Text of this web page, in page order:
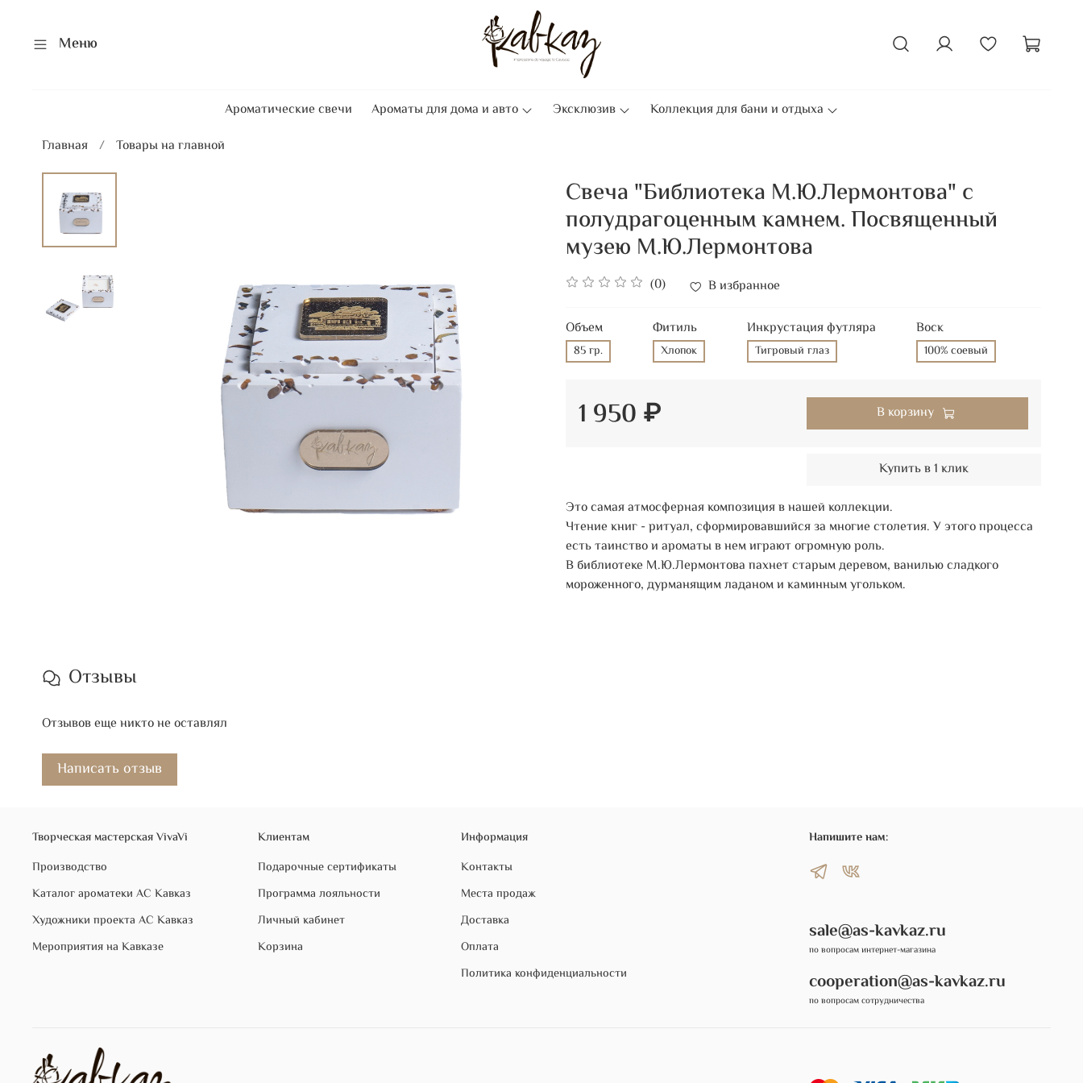
Меню
Ароматические свечи Ароматы для дома и авто Эксклюзив
Коллекция для бани и отдыха
Главная
Товары на главной
Свеча "Библиотека М.Ю.Лермонтова" с
полудрагоценным камнем. Посвященный
музею М.Ю.Лермонтова
(0) В избранное
Объем
85 гр.
Фитиль
Хлопок
Инкрустация футляра
Тигровый глаз
Воск
100% соевый
1 950 ₽ В корзину
Купить в 1 клик
Это самая атмосферная композиция в нашей коллекции.
Чтение книг - ритуал, сформировавшийся за многие столетия. У этого процесса
есть таинство и ароматы в нем играют огромную роль.
В библиотеке М.Ю.Лермонтова пахнет старым деревом, ванилью сладкого
мороженного, дурманящим ладаном и каминным угольком.
Отзывы
Отзывов еще никто не оставлял
Написать отзыв
Творческая мастерская VivaVi
Производство
Каталог ароматеки АС Кавказ
Художники проекта АС Кавказ
Мероприятия на Кавказе
Клиентам
Подарочные сертификаты
Программа лояльности
Личный кабинет
Корзина
Информация
Контакты
Места продаж
Доставка
Оплата
Политика конфиденциальности
Напишите нам:
sale@as-kavkaz.ru
по вопросам интернет-магазина
cooperation@as-kavkaz.ru
по вопросам сотрудничества